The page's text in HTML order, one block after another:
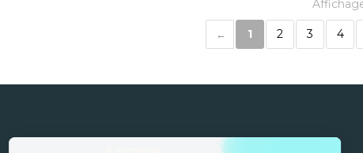
1 2 3 4